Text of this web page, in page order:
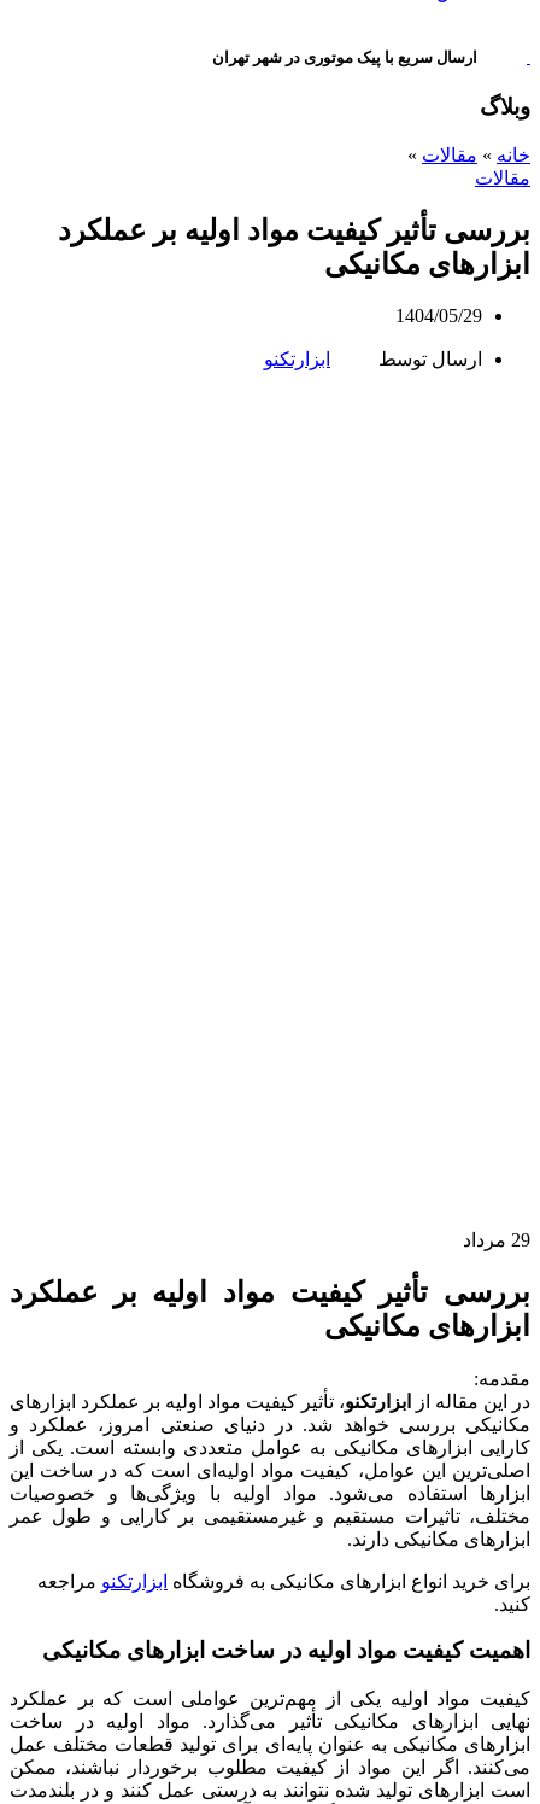
ارسال سریع با پیک موتوری در شهر تهران
وبلاگ
خانه » مقالات »
مقالات
بررسی تأثیر کیفیت مواد اولیه بر عملکرد
ابزارهای مکانیکی
1404/05/29
ارسال توسط ابزارتکنو
29 مرداد
بررسی تأثیر کیفیت مواد اولیه بر عملکرد
ابزارهای مکانیکی
مقدمه:
در این مقاله از
ابزارتکنو، تأثیر کیفیت مواد اولیه بر عملکرد ابزارهای
مکانیکی بررسی خواهد شد. در دنیای صنعتی امروز، عملکرد و
کارایی ابزارهای مکانیکی به عوامل متعددی وابسته است. یکی از
اصلی‌ترین این عوامل، کیفیت مواد اولیه‌ای است که در ساخت این
ابزارها استفاده می‌شود. مواد اولیه با ویژگی‌ها و خصوصیات
مختلف، تاثیرات مستقیم و غیرمستقیمی بر کارایی و طول عمر
ابزارهای مکانیکی دارند.
برای خرید انواع ابزارهای مکانیکی به فروشگاه ابزارتکنو مراجعه
کنید.
اهمیت کیفیت مواد اولیه در ساخت ابزارهای مکانیکی
کیفیت مواد اولیه یکی از مهم‌ترین عواملی است که بر عملکرد
نهایی ابزارهای مکانیکی تأثیر می‌گذارد. مواد اولیه در ساخت
ابزارهای مکانیکی به عنوان پایه‌ای برای تولید قطعات مختلف عمل
می‌کنند. اگر این مواد از کیفیت مطلوب برخوردار نباشند، ممکن
است ابزارهای تولید شده نتوانند به درستی عمل کنند و در بلندمدت